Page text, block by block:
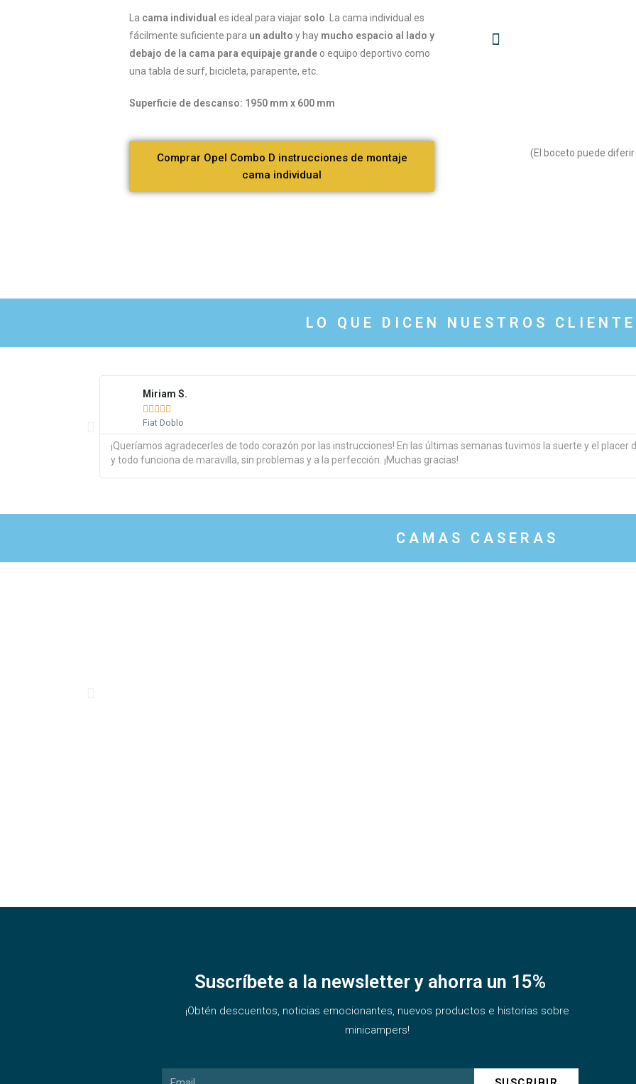
La cama individual es ideal para viajar solo . La cama individual es
fácilmente suficiente para un adulto y hay mucho espacio al lado y
debajo de la cama para equipaje grande o equipo deportivo como
una tabla de surf, bicicleta, parapente, etc.
Superficie de descanso: 1950 mm x 600 mm
Comprar Opel Combo D instrucciones de montaje
cama individual
(El boceto puede
LO QUE DICEN NUESTROS
Miriam S.
    
Fiat Doblo
¡Queríamos agradecerles de todo corazón por las instrucciones! En las últimas semanas tuvimos la suerte y el placer
y todo funciona de maravilla, sin problemas y a la perfección. ¡Muchas gracias!
CAMAS CASERAS
Suscríbete a la newsletter y ahorra un 15%
¡Obtén descuentos, noticias emocionantes, nuevos productos e historias sobre
minicampers!